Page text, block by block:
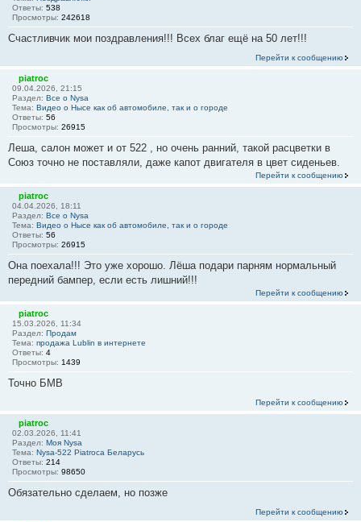
Ответы: 538
Просмотры: 242618
Счастливчик мои поздравления!!! Всех благ ещё на 50 лет!!!
Перейти к сообщению
piatroc
09.04.2026, 21:15
Раздел: Все о Nysa
Тема: Видео о Нысе как об автомобиле, так и о городе
Ответы: 56
Просмотры: 26915
Леша, салон может и от 522 , но очень ранний, такой расцветки в
Союз точно не поставляли, даже капот двигателя в цвет сиденьев.
Перейти к сообщению
piatroc
04.04.2026, 18:11
Раздел: Все о Nysa
Тема: Видео о Нысе как об автомобиле, так и о городе
Ответы: 56
Просмотры: 26915
Она поехала!!! Это уже хорошо. Лёша подари парням нормальный
передний бампер, если есть лишний!!!
Перейти к сообщению
piatroc
15.03.2026, 11:34
Раздел: Продам
Тема: продажа Lublin в интернете
Ответы: 4
Просмотры: 1439
Точно БМВ
Перейти к сообщению
piatroc
02.03.2026, 11:41
Раздел: Моя Nysa
Тема: Nysa-522 Piatroca Беларусь
Ответы: 214
Просмотры: 98650
Обязательно сделаем, но позже
Перейти к сообщению